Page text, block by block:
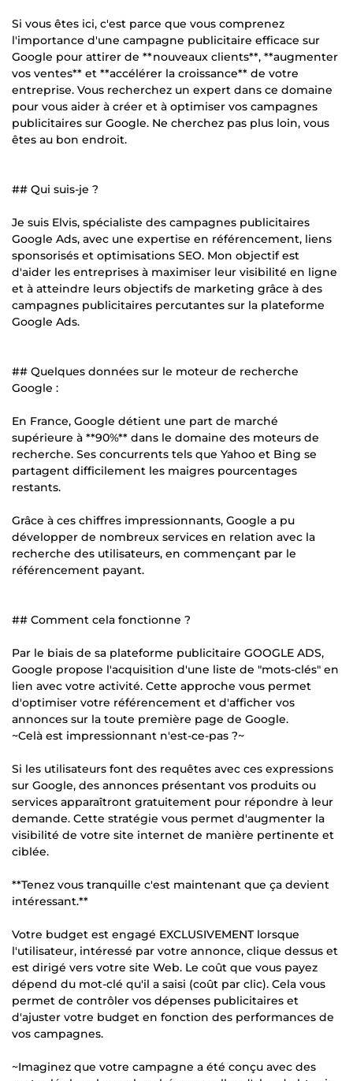
Si vous êtes ici, c'est parce que vous comprenez
l'importance d'une campagne publicitaire efficace sur
Google pour attirer de **nouveaux clients**, **augmenter
vos ventes** et **accélérer la croissance** de votre
entreprise. Vous recherchez un expert dans ce domaine
pour vous aider à créer et à optimiser vos campagnes
publicitaires sur Google. Ne cherchez pas plus loin, vous
êtes au bon endroit.
## Qui suis-je ?
Je suis Elvis, spécialiste des campagnes publicitaires
Google Ads, avec une expertise en référencement, liens
sponsorisés et optimisations SEO. Mon objectif est
d'aider les entreprises à maximiser leur visibilité en ligne
et à atteindre leurs objectifs de marketing grâce à des
campagnes publicitaires percutantes sur la plateforme
Google Ads.
## Quelques données sur le moteur de recherche
Google :
En France, Google détient une part de marché
supérieure à **90%** dans le domaine des moteurs de
recherche. Ses concurrents tels que Yahoo et Bing se
partagent difficilement les maigres pourcentages
restants.
Grâce à ces chiffres impressionnants, Google a pu
développer de nombreux services en relation avec la
recherche des utilisateurs, en commençant par le
référencement payant.
## Comment cela fonctionne ?
Par le biais de sa plateforme publicitaire GOOGLE ADS,
Google propose l'acquisition d'une liste de "mots-clés" en
lien avec votre activité. Cette approche vous permet
d'optimiser votre référencement et d'afficher vos
annonces sur la toute première page de Google.
~Celà est impressionnant n'est-ce-pas ?~
Si les utilisateurs font des requêtes avec ces expressions
sur Google, des annonces présentant vos produits ou
services apparaîtront gratuitement pour répondre à leur
demande. Cette stratégie vous permet d'augmenter la
visibilité de votre site internet de manière pertinente et
ciblée.
**Tenez vous tranquille c'est maintenant que ça devient
intéressant.**
Votre budget est engagé EXCLUSIVEMENT lorsque
l'utilisateur, intéressé par votre annonce, clique dessus et
est dirigé vers votre site Web. Le coût que vous payez
dépend du mot-clé qu'il a saisi (coût par clic). Cela vous
permet de contrôler vos dépenses publicitaires et
d'ajuster votre budget en fonction des performances de
vos campagnes.
~Imaginez que votre campagne a été conçu avec des